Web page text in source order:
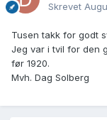
Skrevet
Tusen takk for godt
Jeg var i tvil for den
før 1920.
Mvh. Dag Solberg